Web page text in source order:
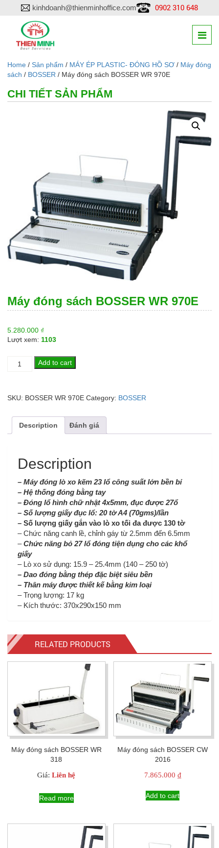
kinhdoanh@thienminhoffice.com 0902 310 648
Home / Sản phẩm / MÁY ÉP PLASTIC- ĐÓNG HỒ SƠ / Máy đóng
sách / BOSSER / Máy đóng sách BOSSER WR 970E
CHI TIẾT SẢN PHẨM
Máy đóng sách BOSSER WR 970E
5.280.000 ₫
Lượt xem: 1103
Máy
WR
quantity
Add to cart
SKU: BOSSER WR 970E Category: BOSSER
Description Đánh giá
Description
– Máy đóng lò xo kẽm 23 lổ công suất lớn bền bỉ
– Hệ thống đóng bằng tay
– Đóng lổ hình chữ nhật 4x5mm, đục được 27ổ
– Số lượng giấy đục lổ: 20 tờ A4 (70gms)/lần
– Số lượng giấy gắn vào lò xo tối đa được 130 tờ
– Chức năng canh lề, chỉnh gáy từ 2.5mm đến 6.5mm
–Chức năng bỏ 27 lổ đóng tiện dụng cho các khổ
giấy
– Lò xo sử dụng: 15.9 – 25.4mm (140 – 250 tờ)
– Dao đóng bằng thép đặc biệt siêu bền
– Thân máy được thiết kế bằng kim loại
– Trọng lượng: 17 kg
– Kích thước: 370x290x150 mm
RELATED PRODUCTS
Máy đóng sách BOSSER WR
318
Giá: Liên hệ
Read more
Máy đóng sách BOSSER CW
2016
7.865.000 ₫
Add to cart